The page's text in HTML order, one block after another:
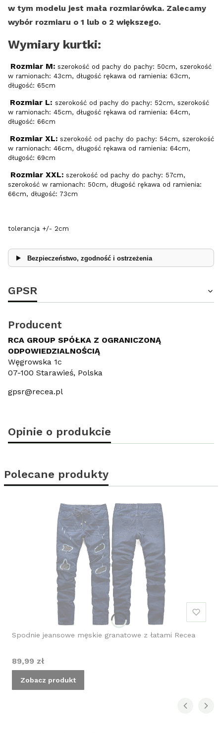
w tym modelu jest mała rozmiarówka. Zalecamy
wybór rozmiaru o 1 lub o 2 większego.
Wymiary kurtki:
Rozmiar M: szerokość od pachy do pachy: 50cm, szerokość
w ramionach: 43cm, długość rękawa od ramienia: 63cm,
długość: 65cm
Rozmiar L: szerokość od pachy do pachy: 52cm, szerokość
w ramionach: 45cm, długość rękawa od ramienia: 64cm,
długość: 66cm
Rozmiar XL: szerokość od pachy do pachy: 54cm, szerokość
w ramionach: 46cm, długość rękawa od ramienia: 64cm,
długość: 69cm
Rozmiar XXL: szerokość od pachy do pachy: 57cm,
szerokość w ramionach: 50cm, długość rękawa od ramienia:
66cm, długość: 73cm
tolerancja +/- 2cm
Bezpieczeństwo, zgodność i ostrzeżenia
GPSR
Producent
RCA GROUP SPÓŁKA Z OGRANICZONĄ
ODPOWIEDZIALNOŚCIĄ
Węgrowska 1c
07-100 Starawieś, Polska
gpsr@recea.pl
Opinie o produkcie
Polecane produkty
Spodnie jeansowe męskie granatowe z łatami Recea
Cena
89,99 zł
Zobacz produkt